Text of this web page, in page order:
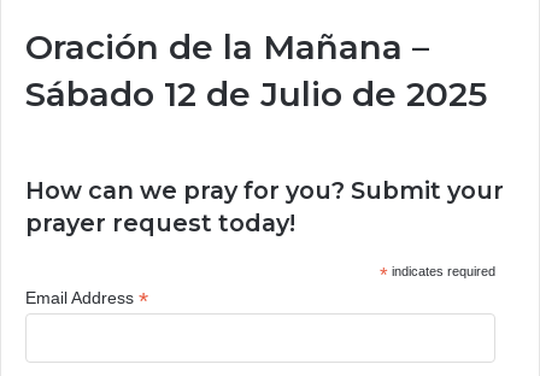
Oración de la Mañana –
Sábado 12 de Julio de 2025
How can we pray for you? Submit your
prayer request today!
*indicates required
Email Address *